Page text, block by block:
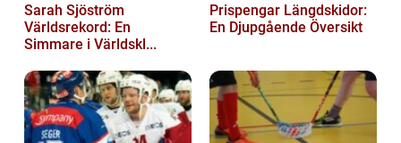
Sarah Sjöström
Världsrekord: En
Simmare i Världskl...
Prispengar Längdskidor:
En Djupgående Översikt